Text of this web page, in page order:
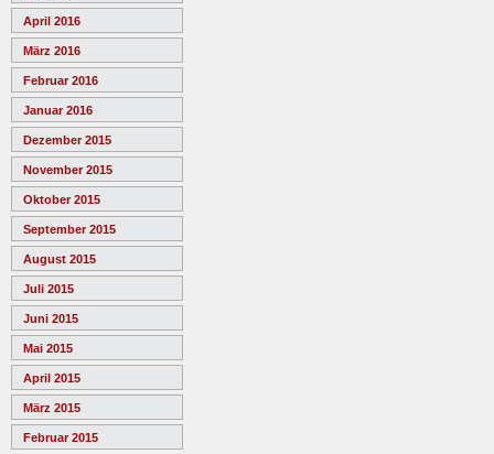
April 2016
März 2016
Februar 2016
Januar 2016
Dezember 2015
November 2015
Oktober 2015
September 2015
August 2015
Juli 2015
Juni 2015
Mai 2015
April 2015
März 2015
Februar 2015